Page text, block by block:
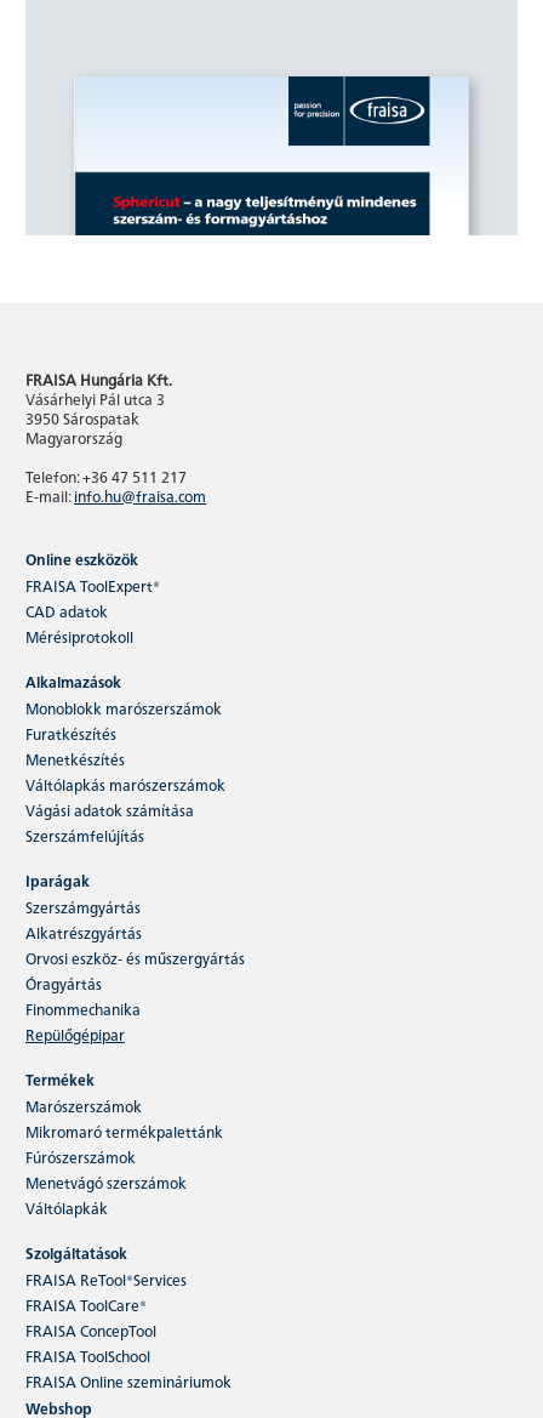
Sphericut
A Sphericut megbízhatóságot és gyorsaságot ad
a 3D megmunkálásban – nagy szilárdságú és
edzett acéloknál…
Tovább olvasok
FRAISA Hungária Kft.
Vásárhelyi Pál utca 3
3950 Sárospatak
Magyarország
Telefon: +36 47 511 217
E-mail:info.hu@fraisa.com
Online eszközök
FRAISA ToolExpert®
CAD adatok
Mérésiprotokoll
Alkalmazások
Monoblokk marószerszámok
Furatkészítés
Menetkészítés
Váltólapkás marószerszámok
Vágási adatok számítása
Szerszámfelújítás
Iparágak
Szerszámgyártás
Alkatrészgyártás
Orvosi eszköz- és műszergyártás
Óragyártás
Finommechanika
Repülőgépipar
Termékek
Marószerszámok
Mikromaró termékpalettánk
Fúrószerszámok
Menetvágó szerszámok
Váltólapkák
Szolgáltatások
FRAISA ReTool®Services
FRAISA ToolCare®
FRAISA ConcepTool
FRAISA ToolSchool
FRAISA Online szemináriumok
Webshop